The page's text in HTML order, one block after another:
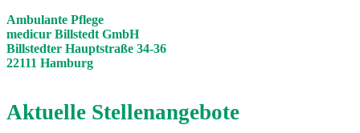
Ambulante Pflege
medicur Billstedt GmbH
Billstedter Hauptstraße 34-36
22111 Hamburg
Aktuelle Stellenangebote